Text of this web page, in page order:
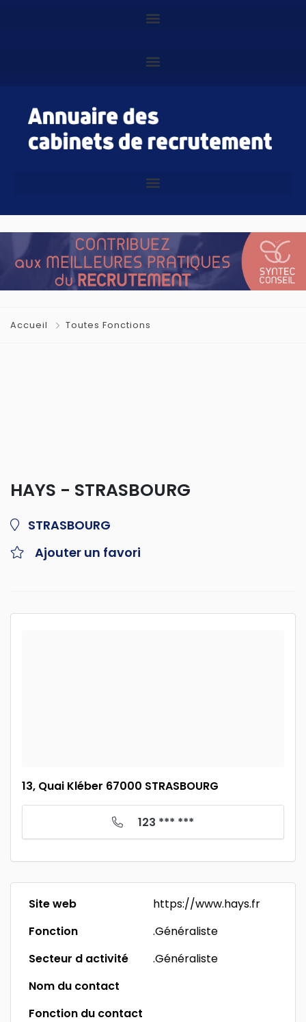
Accueil Toutes Fonctions
HAYS - STRASBOURG
STRASBOURG
Ajouter un favori
13, Quai Kléber 67000 STRASBOURG
123 *** ***
Site web
https://www.hays.fr
Fonction
.Généraliste
Secteur d activité
.Généraliste
Nom du contact
Fonction du contact